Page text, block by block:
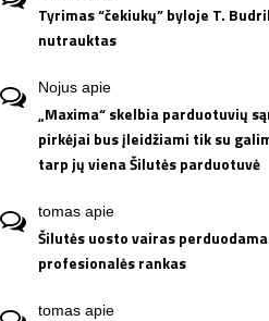
Tyrimas “čekiukų” byloje T.
nutrauktas
Nojus apie
„Maxima“ skelbia parduotuvių
pirkėjai bus įleidžiami tik su
tarp jų viena Šilutės parduotuvė
tomas apie
Šilutės uosto vairas
profesionalės rankas
tomas apie